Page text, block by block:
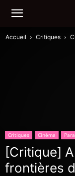
Accueil Critiques
Critiques Cinéma
[Critique]
frontières